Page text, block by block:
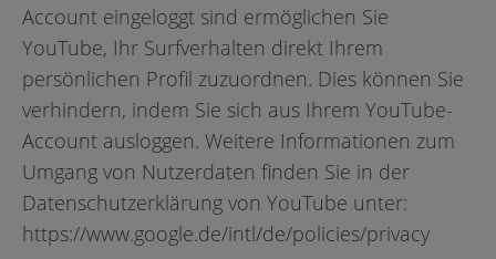
Account eingeloggt sind ermöglichen Sie
YouTube, Ihr Surfverhalten direkt Ihrem
persönlichen Profil zuzuordnen. Dies können Sie
verhindern, indem Sie sich aus Ihrem YouTube-
Account ausloggen. Weitere Informationen zum
Umgang von Nutzerdaten finden Sie in der
Datenschutzerklärung von YouTube unter:
https://www.google.de/intl/de/policies/privacy